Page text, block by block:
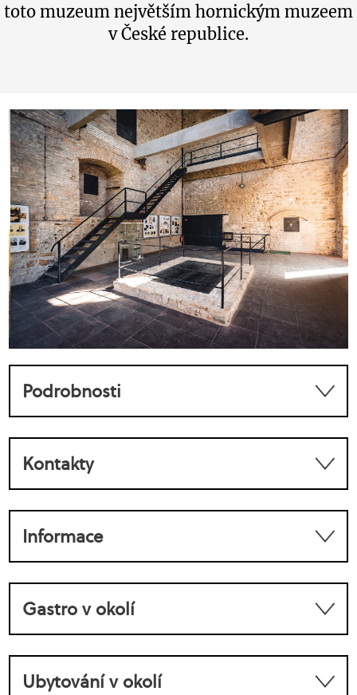
toto muzeum největším hornickým muzeem
v České republice.
Podrobnosti
Kontakty
Informace
Gastro v okolí
Ubytování v okolí